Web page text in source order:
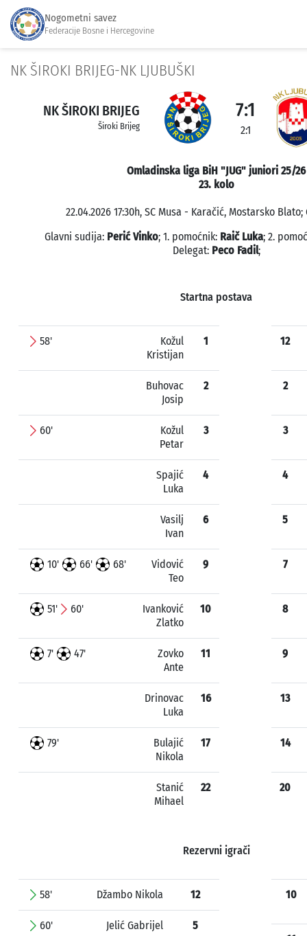
Nogometni savez
Federacije Bosne i Hercegovine
NK ŠIROKI BRIJEG-NK LJUBUŠKI
NK ŠIROKI BRIJEG
Široki Brijeg
7:1
2:1
Omladinska liga BiH "JUG" juniori 25/26
23. kolo
22.04.2026 17:30h, SC Musa - Karačić, Mostarsko
Glavni sudija: Perić Vinko; 1. pomoćnik: Raič Luka; 2.
Delegat: Peco Fadil;
Startna postava
58'
Kožul
Kristijan
1
Buhovac
Josip
2
60'
Kožul
Petar
3
Spajić
Luka
4
Vasilj
Ivan
6
10' 66' 68'
Vidović
Teo
9
51' 60'
Ivanković
Zlatko
10
7' 47'
Zovko
Ante
11
Drinovac
Luka
16
79'
Bulajić
Nikola
17
Stanić
Mihael
22
12
2
3
4
5
7
8
9
13
14
20
Rezervni igrači
58' Džambo Nikola 12
60' Jelić Gabrijel 5
10